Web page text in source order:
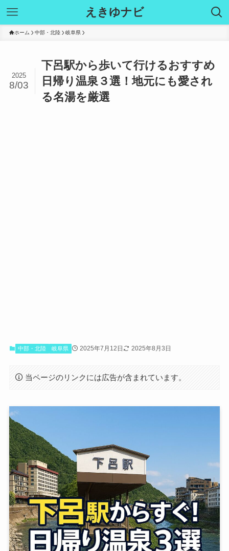
えきゆナビ
ホーム 中部・北陸 岐阜県
下呂駅から歩いて行けるおすすめ
日帰り温泉３選！地元にも愛され
る名湯を厳選
2025
8/03
中部・北陸 岐阜県 2025年7月12日 2025年8月3日
当ページのリンクには広告が含まれています。